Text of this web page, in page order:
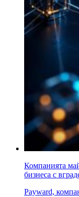
Компанията
бизнеса с
Payward,